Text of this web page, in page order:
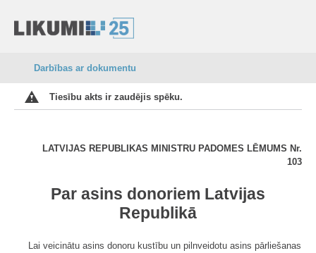
Darbības ar dokumentu
Tiesību akts ir zaudējis spēku.
LATVIJAS REPUBLIKAS MINISTRU PADOMES LĒMUMS Nr.
103
Par asins donoriem Latvijas
Republikā
Lai veicinātu asins donoru kustību un pilnveidotu asins pārliešanas